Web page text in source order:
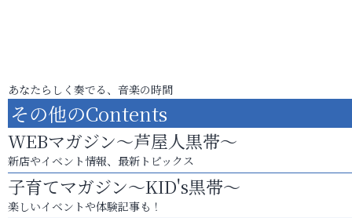
あなたらしく奏でる、音楽の時間
その他のContents
WEBマガジン～芦屋人黒帯～
新店やイベント情報、最新トピックス
子育てマガジン～KID's黒帯～
楽しいイベントや体験記事も！